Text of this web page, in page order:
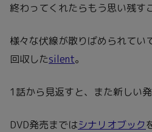
終わってくれたらもう思い残す
様々な伏線が散りばめられてい
回収したsilent。
1話から見返すと、また新しい
DVD発売まではシナリオブック